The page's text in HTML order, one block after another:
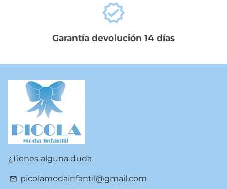
verified
Garantía devolución 14 días
¿Tienes alguna duda
email picolamodainfantil@gmail.com